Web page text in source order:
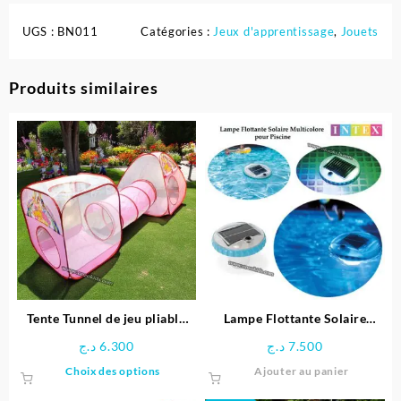
UGS : BN011 Catégories :Jeux d'apprentissage, Jouets
Produits similaires
Tente Tunnel de jeu pliable
6.300 د.ج
Choix des options
Lampe Flottante Solaire
Intex
7.500 د.ج
Ajouter au panier